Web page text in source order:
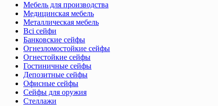
Мебель для производства
Медицинская мебель
Металлическая мебель
Всі сейфи
Банковские сейфы
Огнезломостойкие сейфы
Огнестойкие сейфы
Гостиничные сейфы
Депозитные сейфы
Офисные сейфы
Сейфы для оружия
Стеллажи